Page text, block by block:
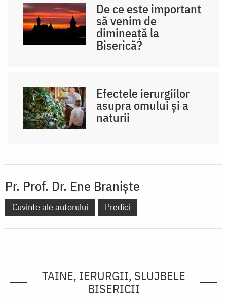
De ce este important
să venim de
dimineață la
Biserică?
Efectele ierurgiilor
asupra omului și a
naturii
Pr. Prof. Dr. Ene Braniște
Cuvinte ale autorului Predici
TAINE, IERURGII, SLUJBELE
BISERICII